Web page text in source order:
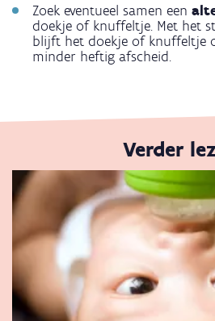
Zoek eventueel samen een
doekje of knuffeltje. Met het
blijft het doekje of knuffeltje
minder heftig afscheid.
Verder